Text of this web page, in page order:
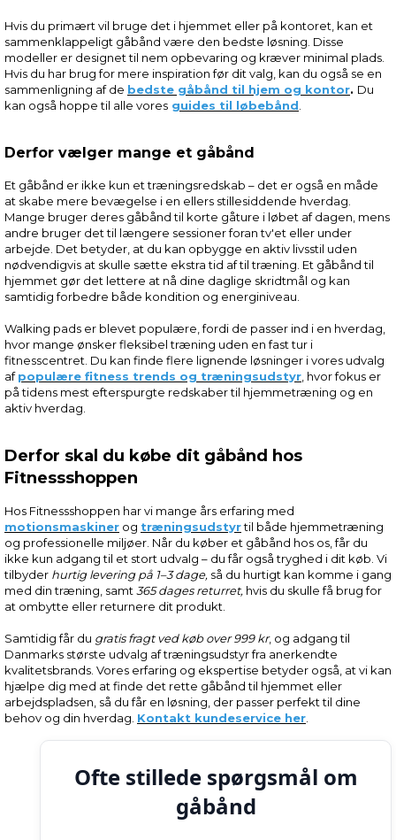
Hvis du primært vil bruge det i hjemmet eller på kontoret, kan et
sammenklappeligt gåbånd være den bedste løsning. Disse
modeller er designet til nem opbevaring og kræver minimal plads.
Hvis du har brug for mere inspiration før dit valg, kan du også se en
sammenligning af de bedste gåbånd til hjem og kontor. Du
kan også hoppe til alle vores guides til løbebånd
Derfor vælger mange et gåbånd
Et gåbånd er ikke kun et træningsredskab – det er også en måde
at skabe mere bevægelse i en ellers stillesiddende hverdag.
Mange bruger deres gåbånd til korte gåture i løbet af dagen, mens
andre bruger det til længere sessioner foran tv'et eller under
arbejde. Det betyder, at du kan opbygge en aktiv livsstil uden
nødvendigvis at skulle sætte ekstra tid af til træning. Et gåbånd til
hjemmet gør det lettere at nå dine daglige skridtmål og kan
samtidig forbedre både kondition og energiniveau.
Walking pads er blevet populære, fordi de passer ind i en hverdag,
hvor mange ønsker fleksibel træning uden en fast tur i
fitnesscentret. Du kan finde flere lignende løsninger i vores udvalg
afpopulære fitness trends og træningsudstyr , hvor fokus er
på tidens mest efterspurgte redskaber til hjemmetræning og en
aktiv hverdag.
Derfor skal du købe dit gåbånd hos
Fitnessshoppen
Hos Fitnessshoppen har vi mange års erfaring med
motionsmaskiner og træningsudstyrtil både hjemmetræning
og professionelle miljøer. Når du køber et gåbånd hos os, får du
ikke kun adgang til et stort udvalg – du får også tryghed i dit køb. Vi
tilbyder hurtig levering på 1–3 dage, så du hurtigt kan komme i gang
med din træning, samt 365 dages returret, hvis du skulle få brug for
at ombytte eller returnere dit produkt.
Samtidig får du gratis fragt ved køb over 999 kr, og adgang til
Danmarks største udvalg af træningsudstyr fra anerkendte
kvalitetsbrands. Vores erfaring og ekspertise betyder også, at vi kan
hjælpe dig med at finde det rette gåbånd til hjemmet eller
arbejdspladsen, så du får en løsning, der passer perfekt til dine
behov og din hverdag. Kontakt kundeservice her
Ofte stillede spørgsmål om
gåbånd